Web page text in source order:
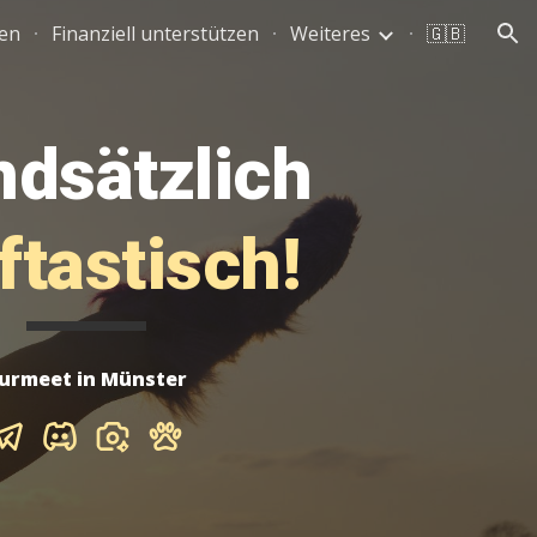
Finanziell unterstützen Weiteres 🇬🇧
in Münster